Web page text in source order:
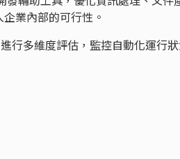
業內部的可行性。
行多維度評估，監控自動化運行